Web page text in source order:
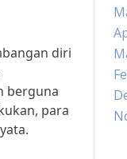
diri
berguna
para